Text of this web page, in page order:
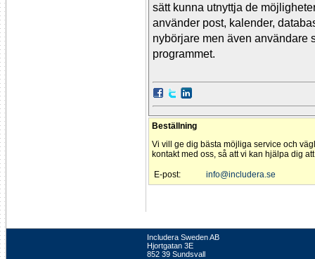
sätt kunna utnyttja de
använder post, kalender,
nybörjare men även användare
programmet.
Beställning
Vi vill ge dig bästa möjliga service och
kontakt med oss, så att vi kan hjälpa dig
E-post: info@includera.se
Includera Sweden AB
Hjortgatan 3E
852 39 Sundsvall